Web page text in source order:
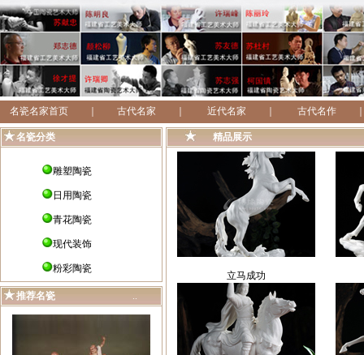
名瓷名家首页 古代名家 近代名家 古代名作
名瓷分类
雕塑陶瓷
日用陶瓷
青花陶瓷
现代装饰
粉彩陶瓷
推荐名瓷 ..
精品展示
立马成功